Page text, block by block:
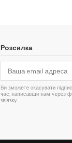
Розсилка
Ви зможете скасувати
час, написавши нам через
зв'язку.